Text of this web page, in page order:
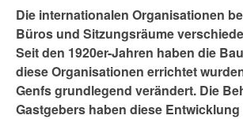
Die internationalen Organisationen
Büros und Sitzungsräume
Seit den 1920er-Jahren haben die
diese Organisationen errichtet
Genfs grundlegend verändert. Die
Gastgebers haben diese